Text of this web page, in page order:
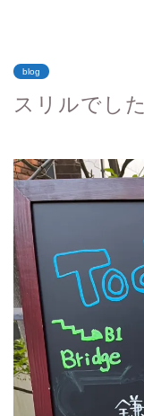
blog
スリルでした